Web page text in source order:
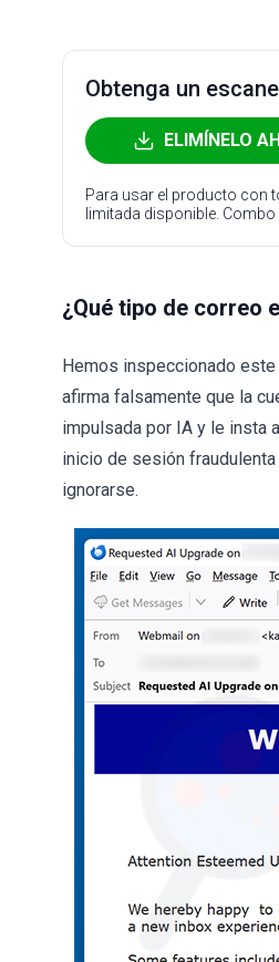
Obtenga un
ELIMÍNELO
Para usar el producto con
limitada disponible.
¿Qué tipo de correo
Hemos inspeccionado
afirma falsamente que la
impulsada por IA y le insta
inicio de sesión
ignorarse.